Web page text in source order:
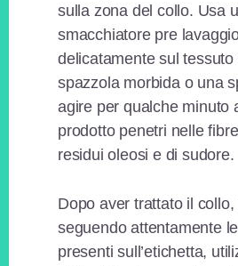
sulla zona del collo. Usa
smacchiatore pre
delicatamente sul tessuto
spazzola morbida o una
agire per qualche minuto
prodotto penetri nelle
residui oleosi e di sudore.
Dopo aver trattato il
seguendo attentamente
presenti sull’etichetta,